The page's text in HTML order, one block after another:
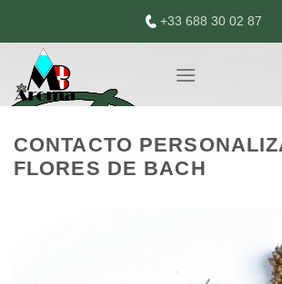
content
+33 688 30 02 87
CONTACTO
FLORES DE BACH